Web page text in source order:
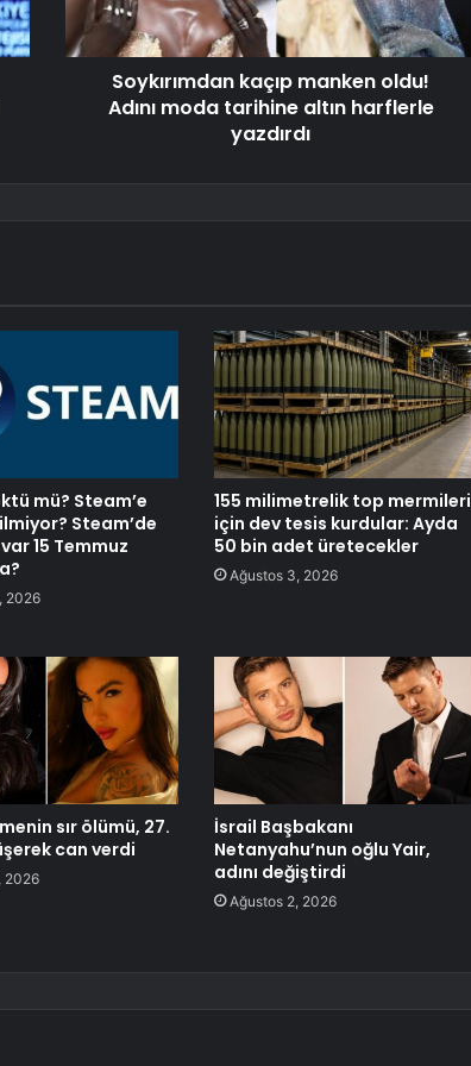
Soykırımdan kaçıp manken oldu!
Adını moda tarihine altın harflerle
yazdırdı
mü? Steam’e
Steam’de
15 Temmuz
2026
155 milimetrelik top mermileri
için dev tesis kurdular: Ayda
50 bin adet üretecekler
Ağustos 3, 2026
sır ölümü, 27.
can verdi
2026
İsrail Başbakanı
Netanyahu’nun oğlu Yair,
adını değiştirdi
Ağustos 2, 2026